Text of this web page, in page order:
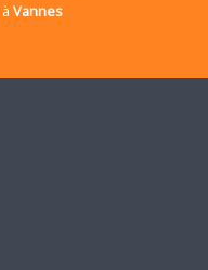
Vannes